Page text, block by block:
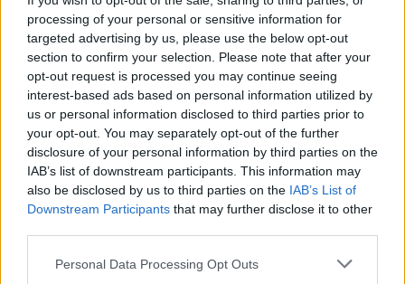
processing of your personal or sensitive information for
targeted advertising by us, please use the below opt-out
section to confirm your selection. Please note that after your
opt-out request is processed you may continue seeing
interest-based ads based on personal information utilized by
us or personal information disclosed to third parties prior to
your opt-out. You may separately opt-out of the further
disclosure of your personal information by third parties on the
IAB’s list of downstream participants. This information may
also be disclosed by us to third parties on the IAB’s List of
Downstream Participants that may further disclose it to other
Personal Data Processing Opt Outs
Sécurité Automobile
Vitesse folle à Marseille : Une Mercedes
flashée à 221 km/h